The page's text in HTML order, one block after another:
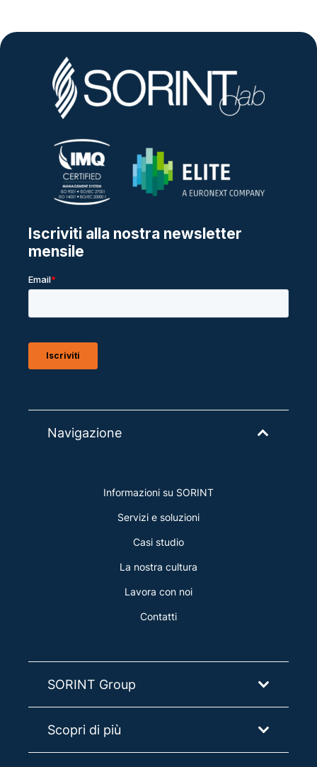
Navigazione
Informazioni su SORINT
Servizi e soluzioni
Casi studio
La nostra cultura
Lavora con noi
Contatti
SORINT Group
Scopri di più